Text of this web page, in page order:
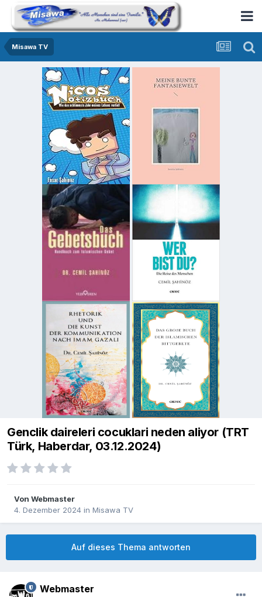
Misawa TV
Genclik daireleri cocuklari neden aliyor (TRT
Türk, Haberdar, 03.12.2024)
Von Webmaster
4. Dezember 2024 in Misawa TV
Auf dieses Thema antworten
Webmaster